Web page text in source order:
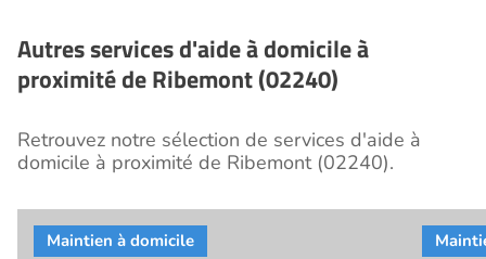
Autres services d'aide à domicile à
proximité de Ribemont (02240)
Retrouvez notre sélection de services d'aide à
domicile à proximité de Ribemont (02240).